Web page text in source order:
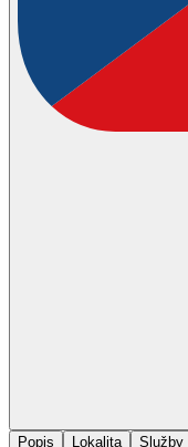
Popis
Lokalita Služby